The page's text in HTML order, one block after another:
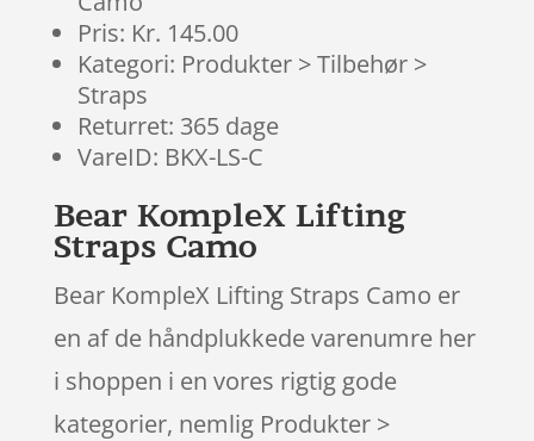
Pris: Kr. 145.00
Kategori: Produkter > Tilbehør >
Straps
Returret: 365 dage
VareID: BKX-LS-C
Bear KompleX Lifting
Straps Camo
Bear KompleX Lifting Straps Camo er
en af de håndplukkede varenumre her
i shoppen i en vores rigtig gode
kategorier, nemlig Produkter >